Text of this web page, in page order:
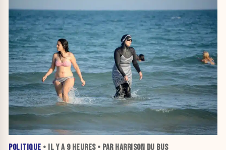
POLITIQUE • IL Y A 9 HEURES• PAR HARRISON DU BUS